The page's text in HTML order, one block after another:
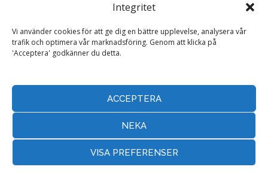
Integritet
Vi använder cookies för att ge dig en bättre upplevelse, analysera vår
trafik och optimera vår marknadsföring. Genom att klicka på
'Acceptera' godkänner du detta.
ACCEPTERA
NEKA
VISA PREFERENSER
cookies och aktivera detta innehåll
Hemsida drivs avAnnonspartner Sverige AB